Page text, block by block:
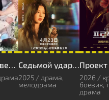
Ещё не развелась Седьмой удар сердца
2025 / драма,
мелодрама
2026 /
боевик,
драма